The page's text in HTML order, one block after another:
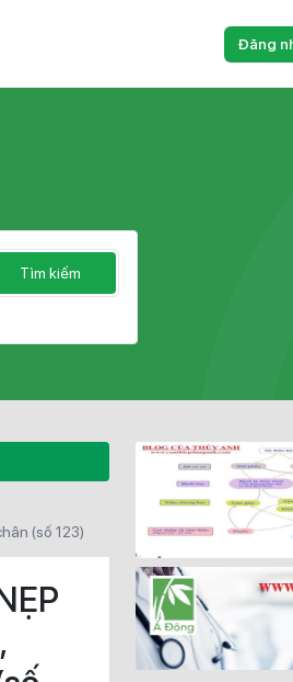
Đăng
Tìm kiếm
(số 123)